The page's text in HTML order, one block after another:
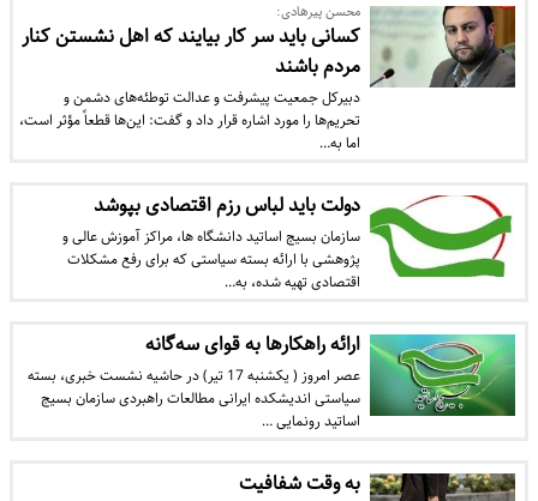
محسن پیرهادی:
کسانی باید سر کار بیایند که اهل نشستن کنار
مردم باشند
دبیرکل جمعیت پیشرفت و عدالت توطئه‌های دشمن و
تحریم‌ها را مورد اشاره قرار داد و گفت: این‌ها قطعاً مؤثر است،
اما به…
دولت باید لباس رزم اقتصادی بپوشد
سازمان بسیج اساتید دانشگاه ها، مراکز آموزش عالی و
پژوهشی با ارائه بسته سیاستی که برای رفع مشکلات
اقتصادی تهیه شده، به…
ارائه راهکارها به قوای سه‌گانه
عصر امروز ( یکشنبه 17 تیر) در حاشیه نشست خبری، بسته
سیاستی اندیشکده ایرانی مطالعات راهبردی سازمان بسیج
اساتید رونمایی …
به وقت شفافیت